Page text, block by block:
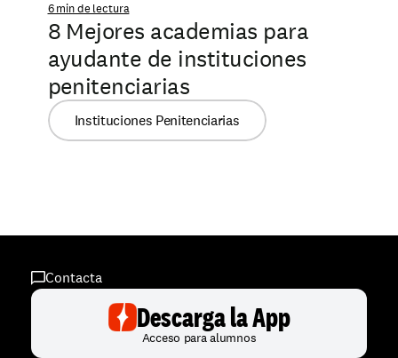
6 min de lectura
8 Mejores academias para
ayudante de instituciones
penitenciarias
Instituciones Penitenciarias
Contacta
Descarga la App
Acceso para alumnos